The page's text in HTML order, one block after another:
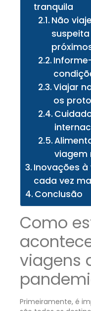
tranquila
Não
Viajar
os
viagem
Inovações
cada vez
Conclusão
Como
viagens
Primeiramente, é